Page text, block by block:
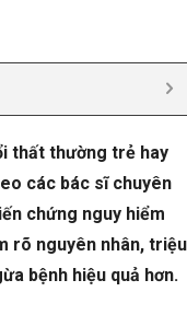
thất thường trẻ hay
các bác sĩ chuyên
chứng nguy hiểm
rõ nguyên nhân, triệu
bệnh hiệu quả hơn.